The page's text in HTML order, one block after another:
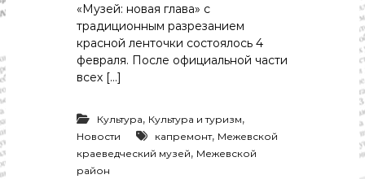
«Музей: новая глава» с
традиционным разрезанием
красной ленточки состоялось 4
февраля. После официальной части
всех […]
Культура, Культура и туризм,
Новости капремонт, Межевской
краеведческий музей, Межевской
район